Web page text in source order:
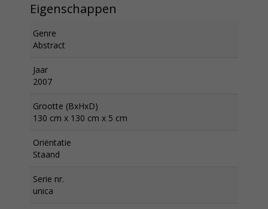
Eigenschappen
Genre
Abstract
Jaar
2007
Grootte (BxHxD)
130 cm x 130 cm x 5 cm
Oriëntatie
Staand
Serie nr.
unica